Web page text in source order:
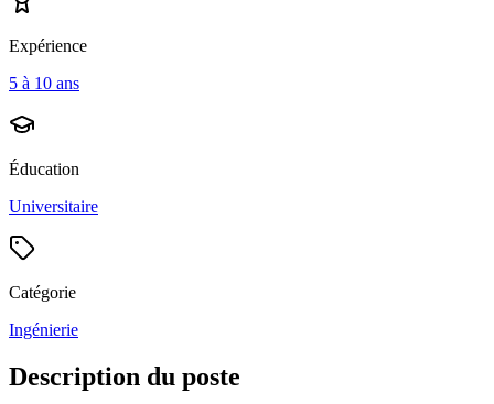
Expérience
5 à 10 ans
Éducation
Universitaire
Catégorie
Ingénierie
Description du poste